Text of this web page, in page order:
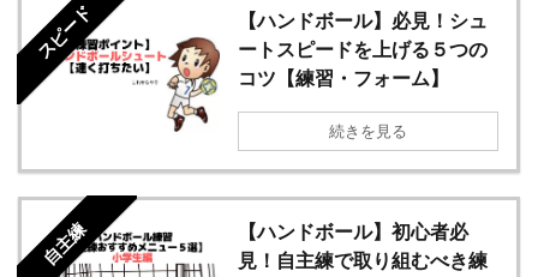
スピード
【ハンドボール】必見！シュ
ートスピードを上げる５つの
コツ【練習・フォーム】
続きを見る
自主練
【ハンドボール】初心者必
見！自主練で取り組むべき練